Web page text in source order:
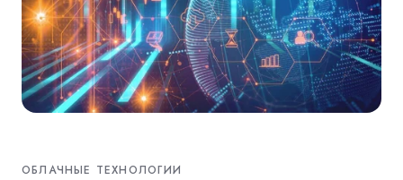
ОБЛАЧНЫЕ ТЕХНОЛОГИИ